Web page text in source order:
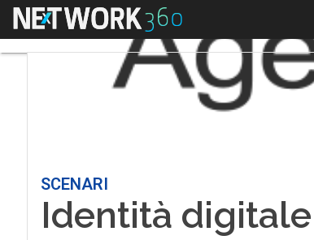
Menu
SCENARI
Identità